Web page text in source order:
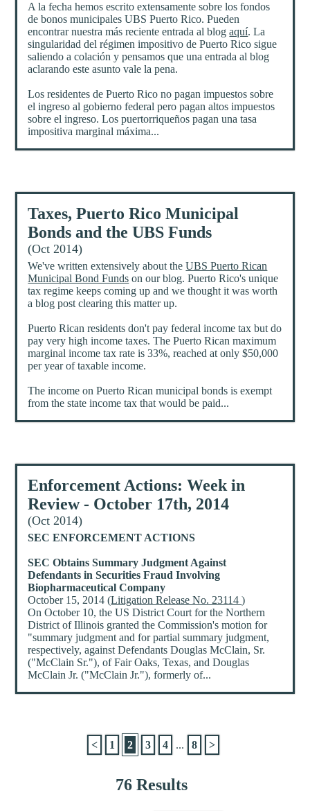
A la fecha hemos escrito extensamente sobre los fondos
de bonos municipales UBS Puerto Rico. Pueden
encontrar nuestra más reciente entrada al blogaquí. La
singularidad del régimen impositivo de Puerto Rico sigue
saliendo a colación y pensamos que una entrada al blog
aclarando este asunto vale la pena.
Los residentes de Puerto Rico no pagan impuestos sobre
el ingreso al gobierno federal pero pagan altos impuestos
sobre el ingreso. Los puertorriqueños pagan una tasa
impositiva marginal máxima...
Taxes, Puerto Rico Municipal
Bonds and the UBS Funds
(Oct 2014)
We've written extensively about theUBS Puerto Rican
Municipal Bond Funds on our blog. Puerto Rico's unique
tax regime keeps coming up and we thought it was worth
a blog post clearing this matter up.
Puerto Rican residents don't pay federal income tax but do
pay very high income taxes. The Puerto Rican maximum
marginal income tax rate is 33%, reached at only $50,000
per year of taxable income.
The income on Puerto Rican municipal bonds is exempt
from the state income tax that would be paid...
Enforcement Actions: Week in
Review - October 17th, 2014
(Oct 2014)
SEC ENFORCEMENT ACTIONS
SEC Obtains Summary Judgment Against
Defendants in Securities Fraud Involving
Biopharmaceutical Company
October 15, 2014 (Litigation Release No. 23114)
On October 10, the US District Court for the Northern
District of Illinois granted the Commission's motion for
"summary judgment and for partial summary judgment,
respectively, against Defendants Douglas McClain, Sr.
("McClain Sr."), of Fair Oaks, Texas, and Douglas
McClain Jr. ("McClain Jr."), formerly of...
76 Results
< 1 2 3 4 ... 8 >